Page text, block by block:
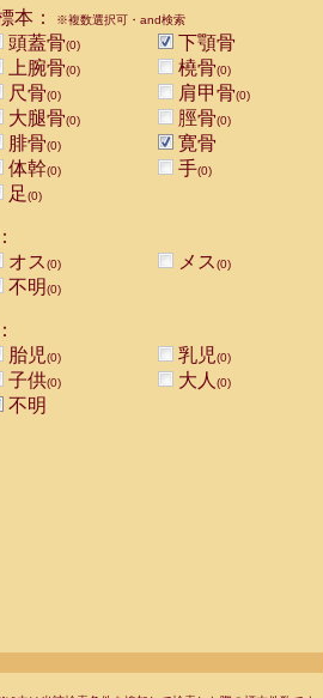
本： ※複数選択可・and検索
頭蓋骨(0)
下顎骨
上腕骨(0) 橈骨(0)
尺骨(0) 肩甲骨(0)
大腿骨(0) 脛骨(0)
腓骨(0)
寛骨
体幹(0) 手(0)
足(0)
オス(0) メス(0)
不明(0)
胎児(0) 乳児(0)
子供(0) 大人 (0)
不明